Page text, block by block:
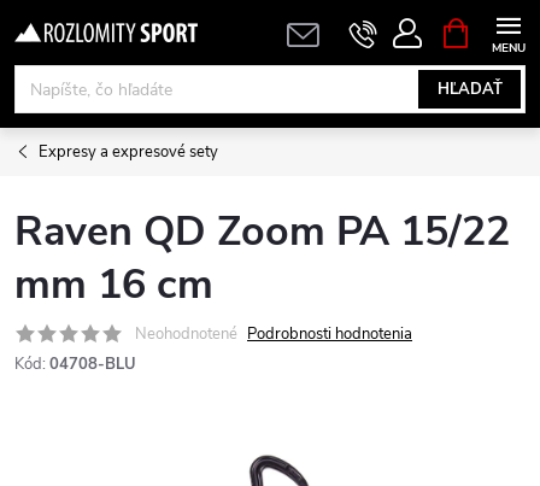
na
obsah
HĽADAŤ
KOŠÍK
Expresy a expresové sety
Raven QD Zoom PA 15/22
mm 16 cm
Neohodnotené Podrobnosti hodnotenia
Kód: 04708-BLU